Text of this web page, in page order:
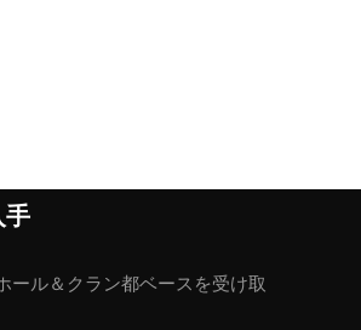
手
ール＆クラン都ベースを受け取